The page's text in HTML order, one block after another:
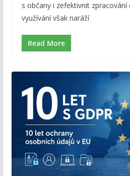
s občany i zefektivnit zpracování
využívání však naráží
Read More